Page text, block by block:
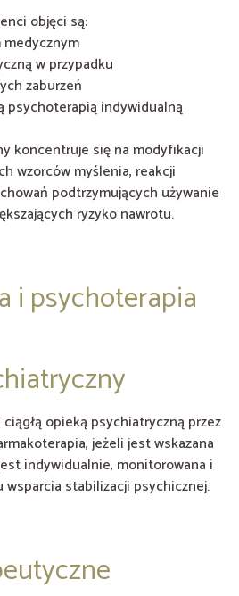
objęci są:
medycznym
w przypadku
zaburzeń
psychoterapią indywidualną
koncentruje się na modyfikacji
wzorców myślenia, reakcji
podtrzymujących używanie
ryzyko nawrotu.
i psychoterapia
opieką psychiatryczną przez
jeżeli jest wskazana
indywidualnie, monitorowana i
stabilizacji psychicznej.